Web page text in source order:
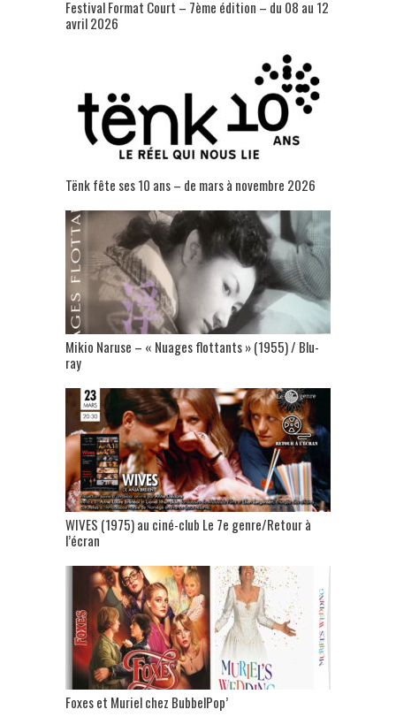
Festival Format Court – 7ème édition – du 08 au 12
avril 2026
Tënk fête ses 10 ans – de mars à novembre 2026
Mikio Naruse – « Nuages flottants » (1955) / Blu-
ray
WIVES (1975) au ciné-club Le 7e genre/Retour à
l’écran
Foxes et Muriel chez BubbelPop’